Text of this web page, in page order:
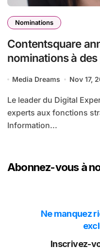
Nominations
Contentsquare
nominations à
Media Dreams Nov 17,
Le leader du Digital Experience Analytics nomme trois
experts aux fonctions
Information...
Abonnez-vous à
Ne manquez
Inscrivez-